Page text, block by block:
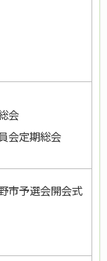
会
会定期総会
市予選会開会式